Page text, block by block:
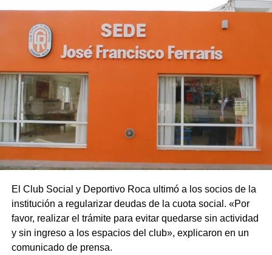
El Club Social y Deportivo Roca ultimó a los socios de la
institución a regularizar deudas de la cuota social. «Por
favor, realizar el trámite para evitar quedarse sin actividad
y sin ingreso a los espacios del club», explicaron en un
comunicado de prensa.